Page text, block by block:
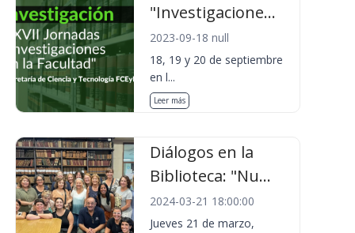
"Investigacione...
2023-09-18 null
18, 19 y 20 de septiembre
en l...
Leer más
Diálogos en la
Biblioteca: "Nu...
2024-03-21 18:00:00
Jueves 21 de marzo,